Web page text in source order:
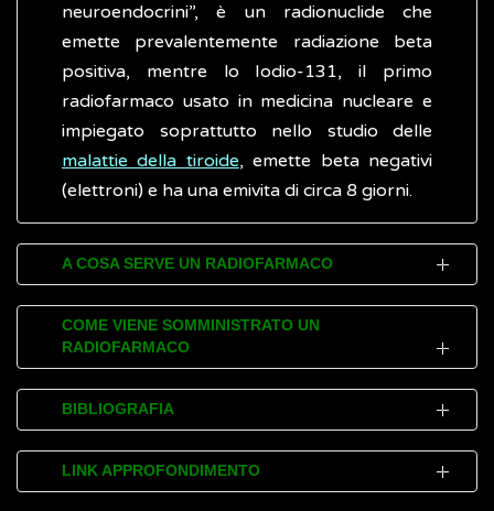
neuroendocrini”, è un radionuclide che
emette prevalentemente radiazione beta
positiva, mentre lo Iodio-131, il primo
radiofarmaco usato in medicina nucleare e
impiegato soprattutto nello studio delle
malattie della tiroide, emette beta negativi
(elettroni) e ha una emivita di circa 8 giorni.
A COSA SERVE UN RADIOFARMACO
Un radiofarmaco è costituito da due
componenti: una molecola biologica e una
composta da uno o più radionuclidi, mentre
trasportare la componente radioattiva,
COME VIENE SOMMINISTRATO UN
RADIOFARMACO
I radiofarmaci possono essere somministrati
per bocca, per endovena, attraverso il
peritoneo o per via locale. Per i trattamenti
terapeutici le persone dopo aver ricevuto il
BIBLIOGRAFIA
Associazione Italiana Medicina Nucleare
(AIMN)
LINK APPROFONDIMENTO